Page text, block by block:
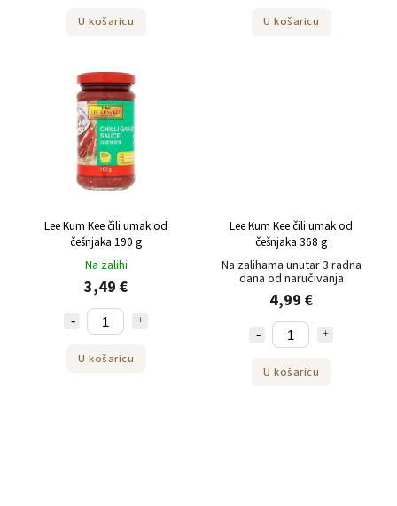
U košaricu U košaricu
Lee Kum Kee čili umak od
češnjaka 190 g
Na zalihi
3,49 €
U košaricu
Lee Kum Kee čili umak od
češnjaka 368 g
Na zalihama unutar 3 radna
dana od naručivanja
4,99 €
U košaricu